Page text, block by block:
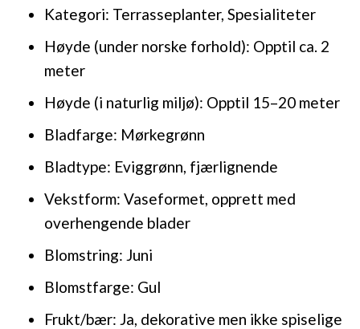
Kategori: Terrasseplanter, Spesialiteter
Høyde (under norske forhold): Opptil ca. 2
meter
Høyde (i naturlig miljø): Opptil 15–20 meter
Bladfarge: Mørkegrønn
Bladtype: Eviggrønn, fjærlignende
Vekstform: Vaseformet, opprett med
overhengende blader
Blomstring: Juni
Blomstfarge: Gul
Frukt/bær: Ja, dekorative men ikke spiselige